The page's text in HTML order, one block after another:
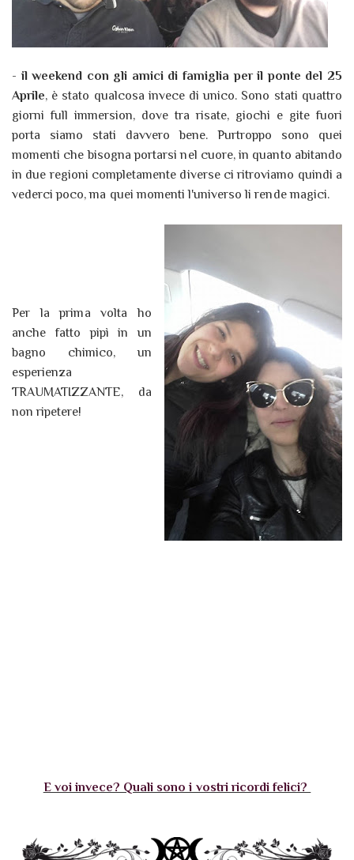
- il weekend con gli amici di famiglia per il ponte del 25
Aprile, è stato qualcosa invece di unico. Sono stati quattro
giorni full immersion, dove tra risate, giochi e gite fuori
porta siamo stati davvero bene. Purtroppo sono quei
momenti che bisogna portarsi nel cuore, in quanto abitando
in due regioni completamente diverse ci ritroviamo quindi a
vederci poco, ma quei momenti l'universo li rende magici.
Per la prima volta ho
anche fatto pipì in un
bagno chimico, un
esperienza
TRAUMATIZZANTE, da
non ripetere!
E voi invece? Quali sono i vostri ricordi felici?